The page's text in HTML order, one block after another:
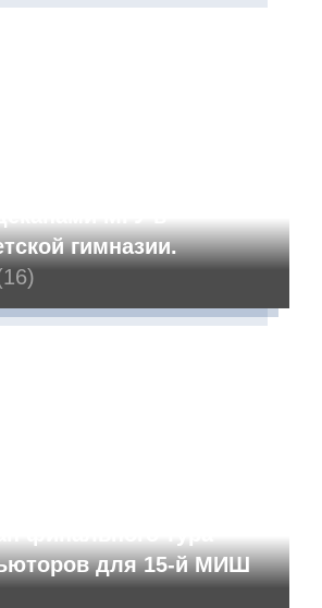
гимназии.
для 15-й МИШ